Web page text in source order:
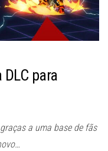
para
a uma base de fãs